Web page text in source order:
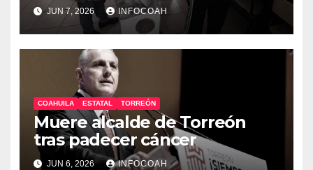
arrestos arbitrarios y compra
de voto
JUN 7, 2026 INFOCOAH
COAHUILA ESTATAL TORREÓN
Muere alcalde de Torreón
tras padecer cáncer
JUN 6, 2026 INFOCOAH